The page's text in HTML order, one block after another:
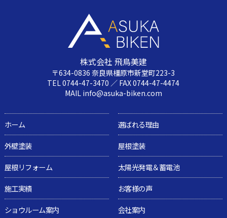
株式会社 飛鳥美建
〒634-0836 奈良県橿原市新堂町223-3
TEL 0744-47-3470 ／ FAX 0744-47-4474
MAIL info@asuka-biken.com
ホーム
選ばれる理由
外壁塗装
屋根塗装
屋根リフォーム
太陽光発電＆蓄電池
施工実績
お客様の声
ショウルーム案内
会社案内